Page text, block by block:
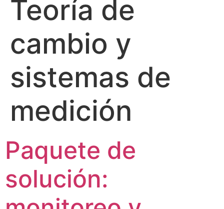
Teoría de
cambio y
sistemas de
medición
Paquete de
solución: